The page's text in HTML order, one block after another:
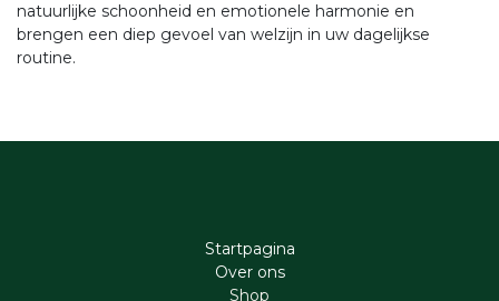
natuurlijke schoonheid en emotionele harmonie en
brengen een diep gevoel van welzijn in uw dagelijkse
routine.
Startpagina
Ove​r​ ons
Shop